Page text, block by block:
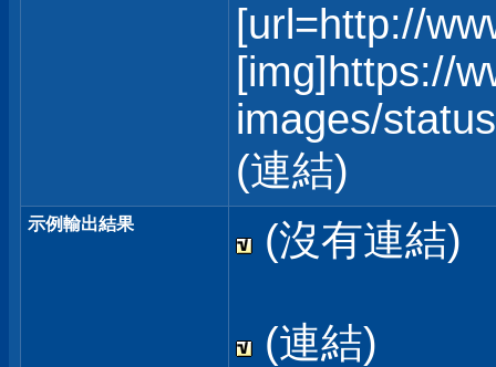
[url=http://
[img]https://
images/
(連結)
示例輸出結果 (沒有連結)
(連結)